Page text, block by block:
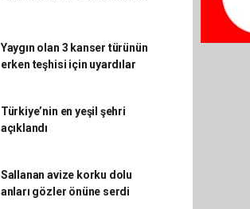
Yaygın olan 3 kanser türünün
erken teşhisi için uyardılar
Türkiye’nin en yeşil şehri
açıklandı
Sallanan avize korku dolu
anları gözler önüne serdi